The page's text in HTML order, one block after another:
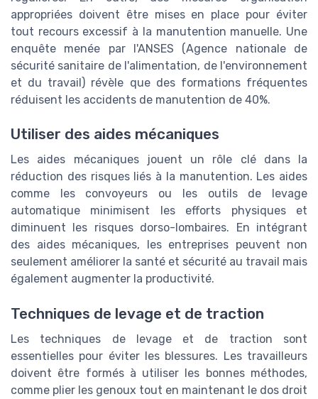
appropriées doivent être mises en place pour éviter
tout recours excessif à la manutention manuelle. Une
enquête menée par l'ANSES (Agence nationale de
sécurité sanitaire de l'alimentation, de l'environnement
et du travail) révèle que des formations fréquentes
réduisent les accidents de manutention de 40%.
Utiliser des aides mécaniques
Les aides mécaniques jouent un rôle clé dans la
réduction des risques liés à la manutention. Les aides
comme les convoyeurs ou les outils de levage
automatique minimisent les efforts physiques et
diminuent les risques dorso-lombaires. En intégrant
des aides mécaniques, les entreprises peuvent non
seulement améliorer la santé et sécurité au travail mais
également augmenter la productivité.
Techniques de levage et de traction
Les techniques de levage et de traction sont
essentielles pour éviter les blessures. Les travailleurs
doivent être formés à utiliser les bonnes méthodes,
comme plier les genoux tout en maintenant le dos droit